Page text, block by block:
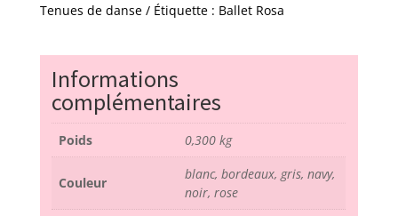
ballet
Tenues de danse
Étiquette : Ballet Rosa
Informations
complémentaires
Poids 0,300 kg
Couleur
blanc, bordeaux, gris, navy,
noir, rose